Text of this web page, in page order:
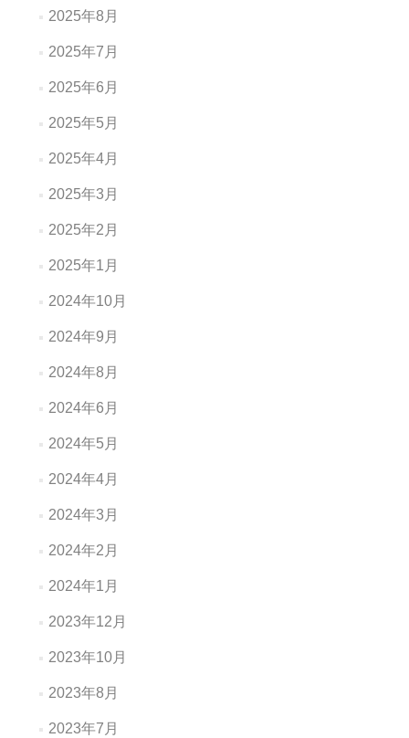
2025年8月
2025年7月
2025年6月
2025年5月
2025年4月
2025年3月
2025年2月
2025年1月
2024年10月
2024年9月
2024年8月
2024年6月
2024年5月
2024年4月
2024年3月
2024年2月
2024年1月
2023年12月
2023年10月
2023年8月
2023年7月